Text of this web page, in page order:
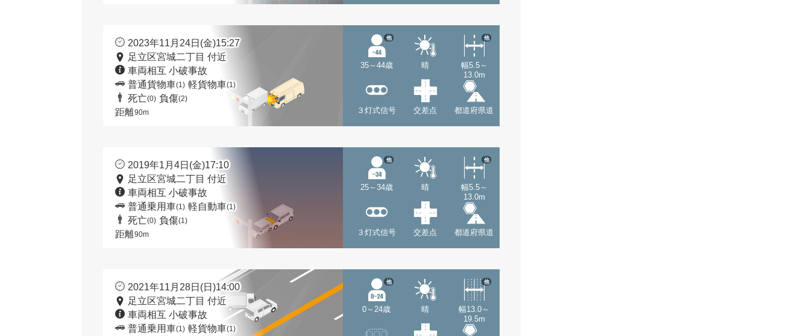
2023年11月24日(金)15:27
足立区宮城二丁目 付近
車両相互 小破事故
普通貨物車(1) 軽貨物車(1)
死亡(0) 負傷(2)
距離90m
35～44歳
他
晴
幅5.5～
13.0m
他
３灯式信号 交差点 都道府県道
2019年1月4日(金)17:10
足立区宮城二丁目 付近
車両相互 小破事故
普通乗用車(1) 軽自動車(1)
死亡(0) 負傷(1)
距離90m
25～34歳
他
晴
幅5.5～
13.0m
他
３灯式信号 交差点 都道府県道
2021年11月28日(日)14:00
足立区宮城二丁目 付近
車両相互 小破事故
普通乗用車(1) 軽貨物車(1)
0～24歳
他
晴
幅13.0～
19.5m
他